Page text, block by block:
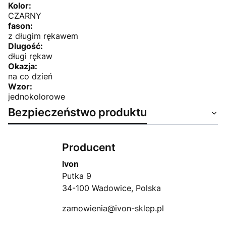
Kolor:
CZARNY
fason:
z długim rękawem
Dlugość:
długi rękaw
Okazja:
na co dzień
Wzor:
jednokolorowe
Bezpieczeństwo produktu
Producent
Ivon
Putka 9
34-100 Wadowice, Polska
zamowienia@ivon-sklep.pl